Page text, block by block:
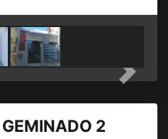
Next
2